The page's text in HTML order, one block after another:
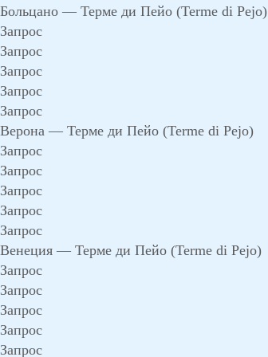
Больцано — Терме ди Пейо (Terme di Pejo)
Запрос
Запрос
Запрос
Запрос
Запрос
Верона — Терме ди Пейо (Terme di Pejo)
Запрос
Запрос
Запрос
Запрос
Запрос
Венеция — Терме ди Пейо (Terme di Pejo)
Запрос
Запрос
Запрос
Запрос
Запрос